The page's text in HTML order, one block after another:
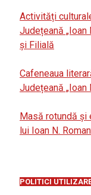
Activități
Județeană „Ioan
și Filială
Cafeneaua
Județeană „Ioan
Masă rotundă și
lui Ioan N.
POLITICI